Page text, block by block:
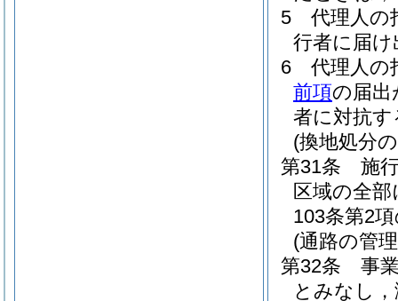
5
代理人の
行者に届
6
代理人の
前項の届出
者に対抗
(換地処分
第31条
施
区域の全
103条第2
(通路の管
第32条
事
とみなし